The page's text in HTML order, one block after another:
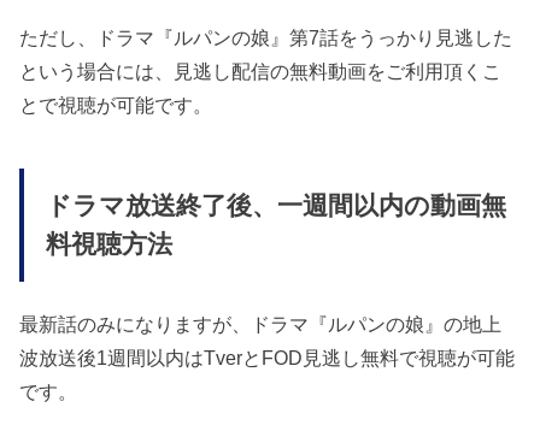
ただし、ドラマ『ルパンの娘』第7話をうっかり見逃した
という場合には、見逃し配信の無料動画をご利用頂くこ
とで視聴が可能です。
ドラマ放送終了後、一週間以内の動画無
料視聴方法
最新話のみになりますが、ドラマ『ルパンの娘』の地上
波放送後1週間以内はTverとFOD見逃し無料で視聴が可能
です。